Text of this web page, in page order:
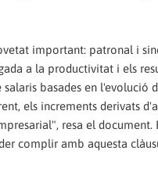
important: patronal i
a la productivitat i els
basades en l'evolució
els increments derivats
resa el document.
complir amb aquesta